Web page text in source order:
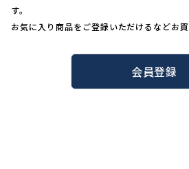
す。
お気に入り商品をご登録いただけるなどお
会員登録